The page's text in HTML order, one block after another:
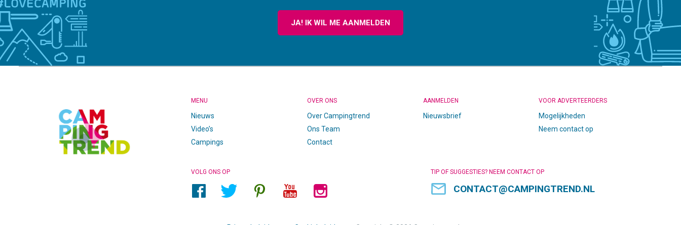
JA! IK WIL ME AANMELDEN
MENU
Nieuws
Video’s
Campings
OVER ONS
Over Campingtrend
Ons Team
Contact
AANMELDEN
Nieuwsbrief
VOOR ADVERTEERDERS
Mogelijkheden
Neem contact op
VOLG ONS OP TIP OF SUGGESTIES? NEEM CONTACT OP
CONTACT@CAMPINGTREND.NL